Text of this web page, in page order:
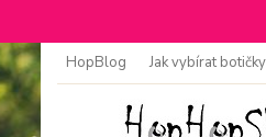
HopBlog Jak vybírat botičky